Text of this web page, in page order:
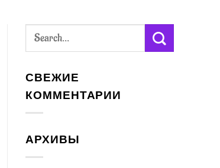
СВЕЖИЕ
КОММЕНТАРИИ
АРХИВЫ